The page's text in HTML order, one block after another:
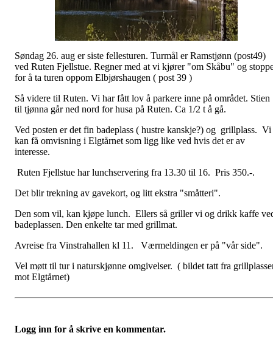
Søndag 26. aug er siste fellesturen. Turmål er Ramstjønn (post49)
ved Ruten Fjellstue. Regner med at vi kjører "om Skåbu" og
for å ta turen oppom Elbjørshaugen ( post 39 )
Så videre til Ruten. Vi har fått lov å parkere inne på området. Stien
til tjønna går ned nord for husa på Ruten. Ca 1/2 t å gå.
Ved posten er det fin badeplass ( hustre kanskje?) og grillplass. Vi
kan få omvisning i Elgtårnet som ligg like ved hvis det er av
interesse.
Ruten Fjellstue har lunchservering fra 13.30 til 16. Pris 350.-.
Det blir trekning av gavekort, og litt ekstra "småtteri".
Den som vil, kan kjøpe lunch. Ellers så griller vi og drikk kaffe
badeplassen. Den enkelte tar med grillmat.
Avreise fra Vinstrahallen kl 11. Værmeldingen er på "vår side".
Vel møtt til tur i naturskjønne omgivelser. ( bildet tatt fra
mot Elgtårnet)
Logg inn for å skrive en kommentar.